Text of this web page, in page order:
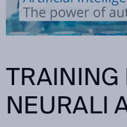
TRAINING
NEURALI